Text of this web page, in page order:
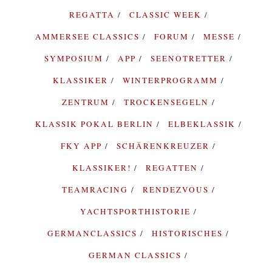
REGATTA
CLASSIC WEEK
AMMERSEE CLASSICS
FORUM
MESSE
SYMPOSIUM
APP
SEENOTRETTER
KLASSIKER
WINTERPROGRAMM
ZENTRUM
TROCKENSEGELN
KLASSIK POKAL BERLIN
ELBEKLASSIK
FKY APP
SCHÄRENKREUZER
KLASSIKER!
REGATTEN
TEAMRACING
RENDEZVOUS
YACHTSPORTHISTORIE
GERMANCLASSICS
HISTORISCHES
GERMAN CLASSICS